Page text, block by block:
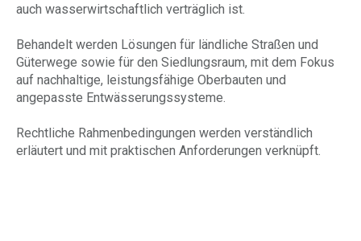
auch wasserwirtschaftlich verträglich ist.
Behandelt werden Lösungen für ländliche Straßen und
Güterwege sowie für den Siedlungsraum, mit dem Fokus
auf nachhaltige, leistungsfähige Oberbauten und
angepasste Entwässerungssysteme.
Rechtliche Rahmenbedingungen werden verständlich
erläutert und mit praktischen Anforderungen verknüpft.